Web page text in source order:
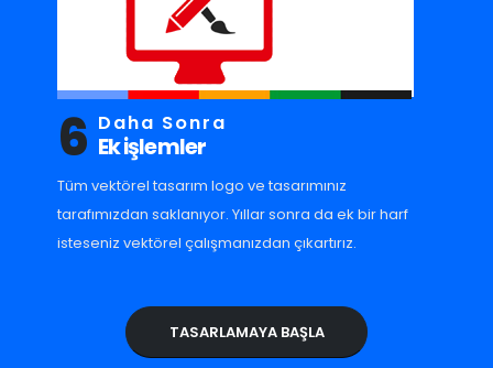
6 Daha Sonra
Ek işlemler
Tüm vektörel tasarım logo ve tasarımınız
tarafımızdan saklanıyor. Yıllar sonra da ek bir harf
isteseniz vektörel çalışmanızdan çıkartırız.
TASARLAMAYA BAŞLA